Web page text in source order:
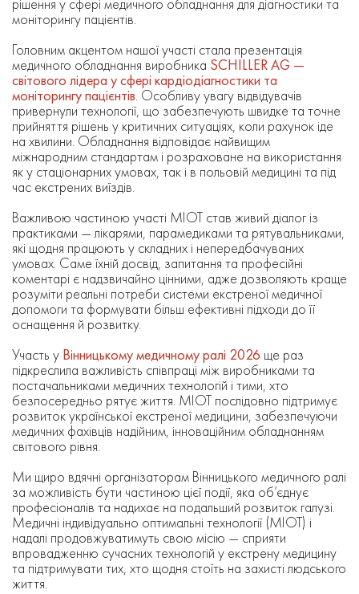
рішення у сфері медичного обладнання для діагностики та
моніторингу пацієнтів.
Головним акцентом нашої участі стала презентація
медичного обладнання виробника SCHILLER AG —
світового лідера у сфері кардіодіагностики та
моніторингу пацієнтів. Особливу увагу відвідувачів
привернули технології, що забезпечують швидке та точне
прийняття рішень у критичних ситуаціях, коли рахунок іде
на хвилини. Обладнання відповідає найвищим
міжнародним стандартам і розраховане на використання
як у стаціонарних умовах, так і в польовій медицині та під
час екстрених виїздів.
Важливою частиною участі МІОТ став живий діалог із
практиками — лікарями, парамедиками та рятувальниками,
які щодня працюють у складних і непередбачуваних
умовах. Саме їхній досвід, запитання та професійні
коментарі є надзвичайно цінними, адже дозволяють краще
розуміти реальні потреби системи екстреної медичної
допомоги та формувати більш ефективні підходи до її
оснащення й розвитку.
Участь у Вінницькому медичному ралі 2026 ще раз
підкреслила важливість співпраці між виробниками та
постачальниками медичних технологій і тими, хто
безпосередньо рятує життя. МІОТ послідовно підтримує
розвиток української екстреної медицини, забезпечуючи
медичних фахівців надійним, інноваційним обладнанням
світового рівня.
Ми щиро вдячні організаторам Вінницького медичного ралі
за можливість бути частиною цієї події, яка об’єднує
професіоналів та надихає на подальший розвиток галузі.
Медичні індивідуально оптимальні технології (МІОТ) і
надалі продовжуватимуть свою місію — сприяти
впровадженню сучасних технологій у екстрену медицину
та підтримувати тих, хто щодня стоїть на захисті людського
життя.